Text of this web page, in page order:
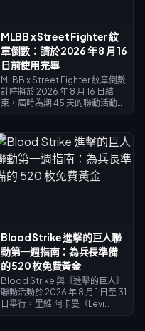
MLBB x Street Fighter 紋
章倒數：請於 2026 年 8 月 16
日前使用完畢
MLBB x Street Fighter 紋章倒數
計時將於 2026 年 8 月 16 日結
束，屆時為期 45 天的聯動活動及
效，請立即兌換所有獎勵：主要
聯動造型需 1,200 個紋章，塗裝
造型則需 200 個。請至活動頁面
檢查您的餘額，參考下方的優先
順序列表，並利用每日 25 顆鑽石
Blood Strike 進擊的巨人聯
動第一週指南：為兵長準備
的 520 枚免費黃金
Blood Strike 與《進擊的巨人》
聯動活動於 2026 年 8 月 1 日至 31
日舉行，里維·阿卡曼（Levi